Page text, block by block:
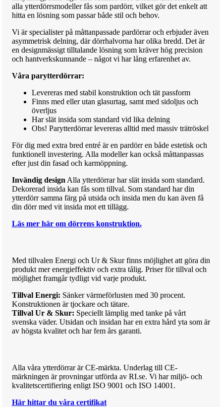
alla ytterdörrsmodeller fås som pardörr, vilket gör det enkelt att
hitta en lösning som passar både stil och behov.
Vi är specialister på måttanpassade pardörrar och erbjuder även
asymmetrisk delning, där dörrhalvorna har olika bredd. Det är
en designmässigt tilltalande lösning som kräver hög precision
och hantverkskunnande – något vi har lång erfarenhet av.
Våra parytterdörrar:
Levereras med stabil konstruktion och tät passform
Finns med eller utan glasurtag, samt med sidoljus och
överljus
Har slät insida som standard vid lika delning
Obs! Parytterdörrar levereras alltid med massiv trätröskel
För dig med extra bred entré är en pardörr en både estetisk och
funktionell investering. Alla modeller kan också måttanpassas
efter just din fasad och karmöppning.
Invändig design Alla ytterdörrar har slät insida som standard.
Dekorerad insida kan fås som tillval. Som standard har din
ytterdörr samma färg på utsida och insida men du kan även få
din dörr med vit insida mot ett tillägg.
Läs mer här om dörrens konstruktion.
Med tillvalen Energi och Ur & Skur finns möjlighet att göra din
produkt merenergieffektiv och extra tålig. Priser för tillval och
möjlighet framgår tydligt vid varje produkt.
Tillval Energi: Sänker värmeförlusten med 30 procent.
Konstruktionen är tjockare och tätare.
Tillval Ur & Skur: Speciellt lämplig med tanke på vårt
svenska väder. Utsidan och insidan har en extra hård yta som är
av högsta kvalitet och har fem års garanti.
Alla våra ytterdörrar är CE-märkta. Underlag till CE-
märkningen är provningar utförda av RI.se. Vi har miljö- och
kvalitetscertifiering enligt ISO 9001 och ISO 14001.
Här hittar du våra certifikat